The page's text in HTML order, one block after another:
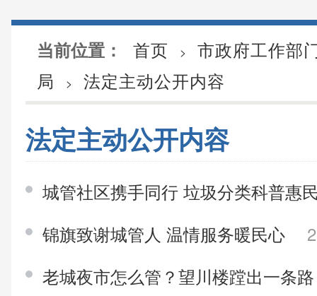
当前位置： 首页 >
市政府工作部
局
> 法定主动公开内容
法定主动公开内容
城管社区携手同行 垃圾分类科普惠
锦旗致谢城管人 温情服务暖民心
老城夜市怎么管？望川楼蹚出一条